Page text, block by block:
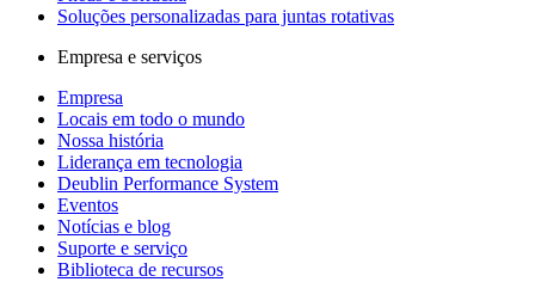
Soluções personalizadas para juntas rotativas
Empresa e serviços
Empresa
Locais em todo o mundo
Nossa história
Liderança em tecnologia
Deublin Performance System
Eventos
Notícias e blog
Suporte e serviço
Biblioteca de recursos